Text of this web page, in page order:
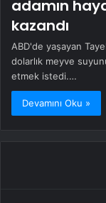
adamın
kazandı
ABD'de yaşayan
dolarlık meyve
etmek istedi.…
Devamını Oku »